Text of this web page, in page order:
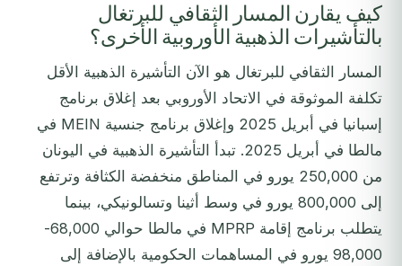
كيف يقارن المسار الثقافي للبرتغال
بالتأشيرات الذهبية الأوروبية الأخرى؟
المسار الثقافي للبرتغال هو الآن التأشيرة الذهبية الأقل
تكلفة الموثوقة في الاتحاد الأوروبي بعد إغلاق برنامج
إسبانيا في أبريل 2025 وإغلاق برنامج جنسية MEIN في
مالطا في أبريل 2025. تبدأ التأشيرة الذهبية في اليونان
من 250,000 يورو في المناطق منخفضة الكثافة وترتفع
إلى 800,000 يورو في وسط أثينا وتسالونيكي، بينما
يتطلب برنامج إقامة MPRP في مالطا حوالي 68,000-
98,000 يورو في المساهمات الحكومية بالإضافة إلى